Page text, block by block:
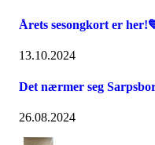
Årets sesongkort er
13.10.2024
Det nærmer seg
26.08.2024